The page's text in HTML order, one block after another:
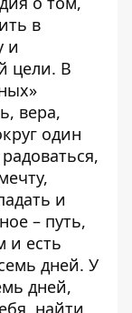
в
и
цели. В
вера,
один
и
– путь,
и есть
дней. У
дней,
найти